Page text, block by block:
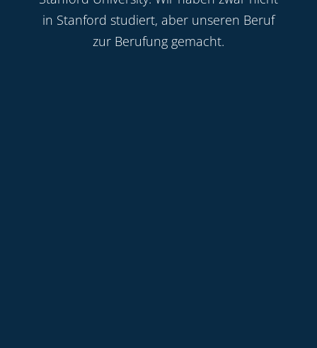
in Stanford studiert, aber unseren Beruf
zur Berufung gemacht.